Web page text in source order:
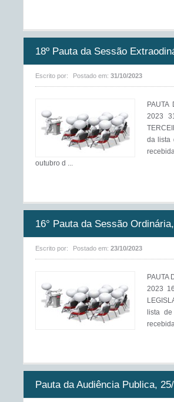
18º Pauta da Sessão
Escrito por: Postado em: 31/10/2023
2023
da lista
outubro d ...
16° Pauta da Sessão
Escrito por: Postado em: 23/10/2023
PAUTA
2023
lista
Pauta da Audiência Publica,